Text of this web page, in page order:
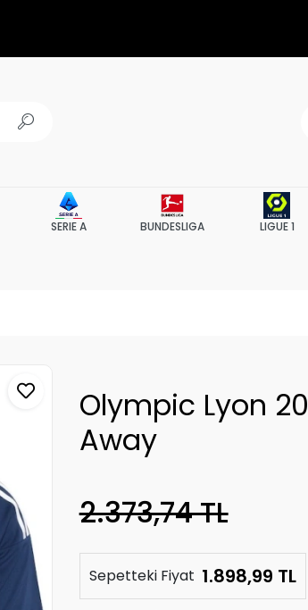
SERIE A BUNDESLIGA LIGUE 1
Olympic Lyon
Away
2.373,74 TL
Sepetteki Fiyat 1.898,99 TL